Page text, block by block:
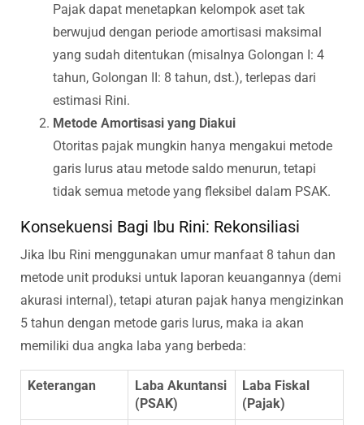
Pajak dapat menetapkan kelompok aset tak
berwujud dengan periode amortisasi maksimal
yang sudah ditentukan (misalnya Golongan I: 4
tahun, Golongan II: 8 tahun, dst.), terlepas dari
estimasi Rini.
Metode Amortisasi yang Diakui
Otoritas pajak mungkin hanya mengakui metode
garis lurus atau metode saldo menurun, tetapi
tidak semua metode yang fleksibel dalam PSAK.
Konsekuensi Bagi Ibu Rini: Rekonsiliasi
Jika Ibu Rini menggunakan umur manfaat 8 tahun dan
metode unit produksi untuk laporan keuangannya (demi
akurasi internal), tetapi aturan pajak hanya mengizinkan
5 tahun dengan metode garis lurus, maka ia akan
memiliki dua angka laba yang berbeda:
Keterangan
Laba Akuntansi
(PSAK)
Laba Fiskal
(Pajak)